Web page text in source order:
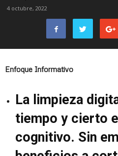
4 octubre, 2022
Enfoque Informativo
La limpieza
tiempo y cierto
cognitivo. Sin